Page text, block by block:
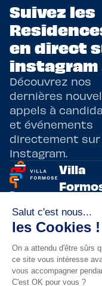
Suivez les
en direct
instagram
Découvrez nos
dernières
appels à
et événements
directement
Instagram.
Programmes
de
résidences
artistiques
bilatérales,
entre la
France et
Taïwan.
Villa
Adoptez
un artiste
Lieux de